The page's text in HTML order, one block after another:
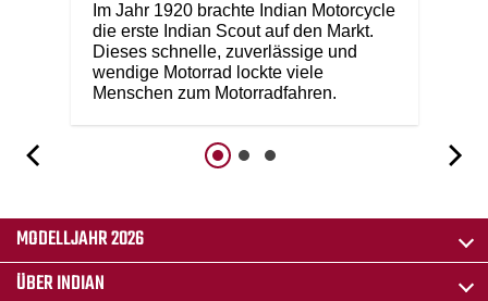
Im Jahr 1920 brachte Indian Motorcycle
die erste Indian Scout auf den Markt.
Dieses schnelle, zuverlässige und
wendige Motorrad lockte viele
Menschen zum Motorradfahren.
MODELLJAHR 2026
ÜBER INDIAN